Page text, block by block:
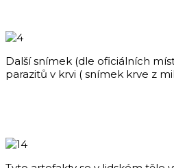
Další snímek (dle oficiálních
parazitů v krvi ( snímek krve z